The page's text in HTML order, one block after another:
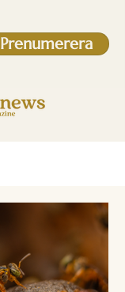
Prenumerera